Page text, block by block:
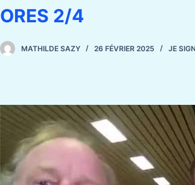
ORES 2/4
MATHILDE SAZY 26 FÉVRIER 2025 JE